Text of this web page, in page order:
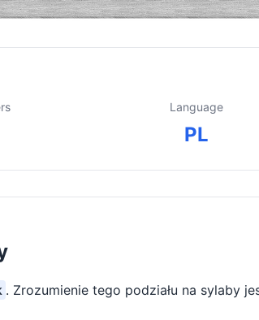
Language
PL
. Zrozumienie tego podziału na sylaby